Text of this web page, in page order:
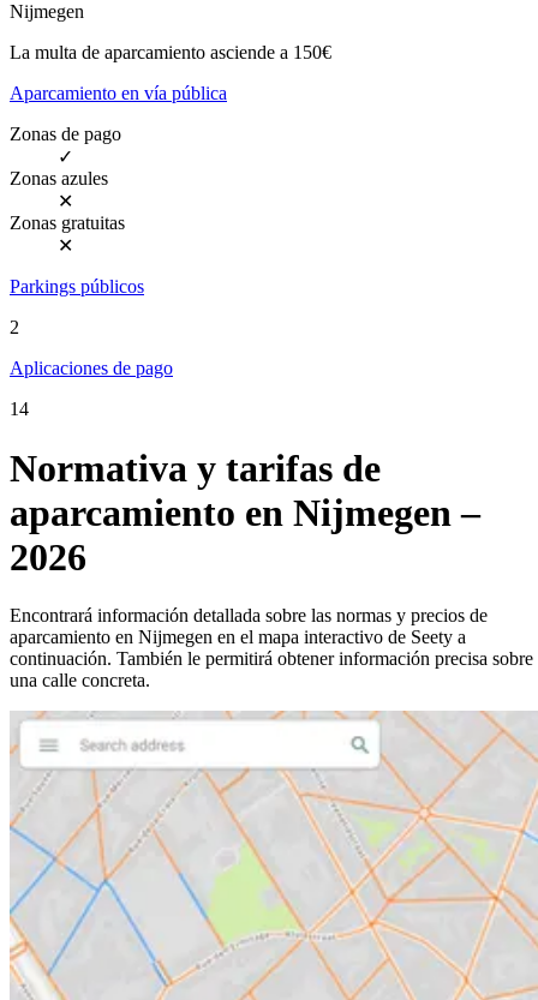
Nijmegen
La multa de aparcamiento asciende a 150€
Aparcamiento en vía pública
Zonas de pago
✓
Zonas azules
✕
Zonas gratuitas
✕
Parkings públicos
2
Aplicaciones de pago
14
Normativa y tarifas de
aparcamiento en Nijmegen –
2026
Encontrará información detallada sobre las normas y precios de
aparcamiento en Nijmegen en el mapa interactivo de Seety a
continuación. También le permitirá obtener información precisa sobre
una calle concreta.